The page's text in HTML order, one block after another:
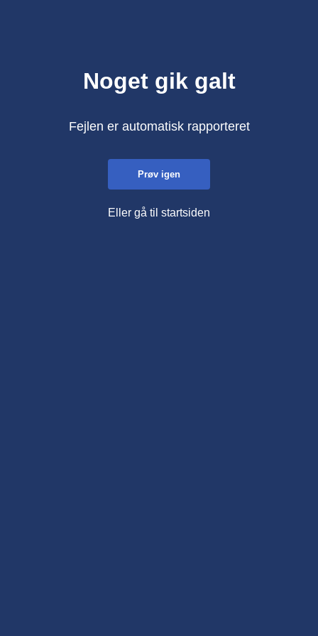
Noget gik galt
Fejlen er automatisk rapporteret
Prøv igen
Eller gå til startsiden